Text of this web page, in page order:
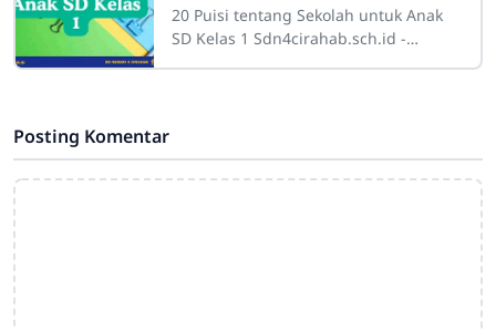
20 Puisi tentang Sekolah untuk Anak
SD Kelas 1 Sdn4cirahab.sch.id -
Posting Komentar